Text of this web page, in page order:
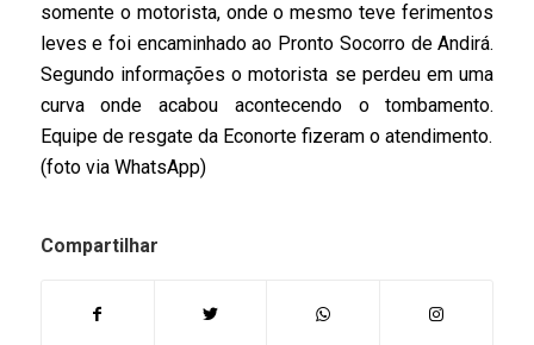
somente o motorista, onde o mesmo teve ferimentos
leves e foi encaminhado ao Pronto Socorro de Andirá.
Segundo informações o motorista se perdeu em uma
curva onde acabou acontecendo o tombamento.
Equipe de resgate da Econorte fizeram o atendimento.
(foto via WhatsApp)
Compartilhar